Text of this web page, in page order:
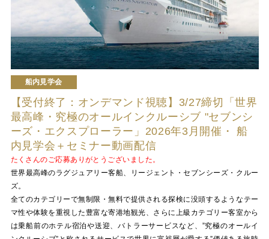
船内見学会
【受付終了：オンデマンド視聴】3/27締切「世界
最高峰・究極のオールインクルーシブ "セブンシ
ーズ・エクスプローラー」2026年3月開催・ 船
内見学会＋セミナー動画配信
たくさんのご応募ありがとうございました。
世界最高峰のラグジュアリー客船、リージェント・セブンシーズ・クルー
ズ。
全てのカテゴリーで無制限・無料で提供される探検に没頭するようなテー
マ性や体験を重視した豊富な寄港地観光、さらに上級カテゴリー客室から
は乗船前のホテル宿泊や送迎、バトラーサービスなど、”究極のオールイ